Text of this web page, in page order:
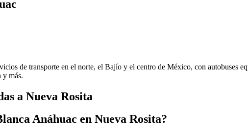
de transporte en el norte, el Bajío y el centro de México, con autobuses
y más.
a Nueva Rosita
Anáhuac en Nueva Rosita?